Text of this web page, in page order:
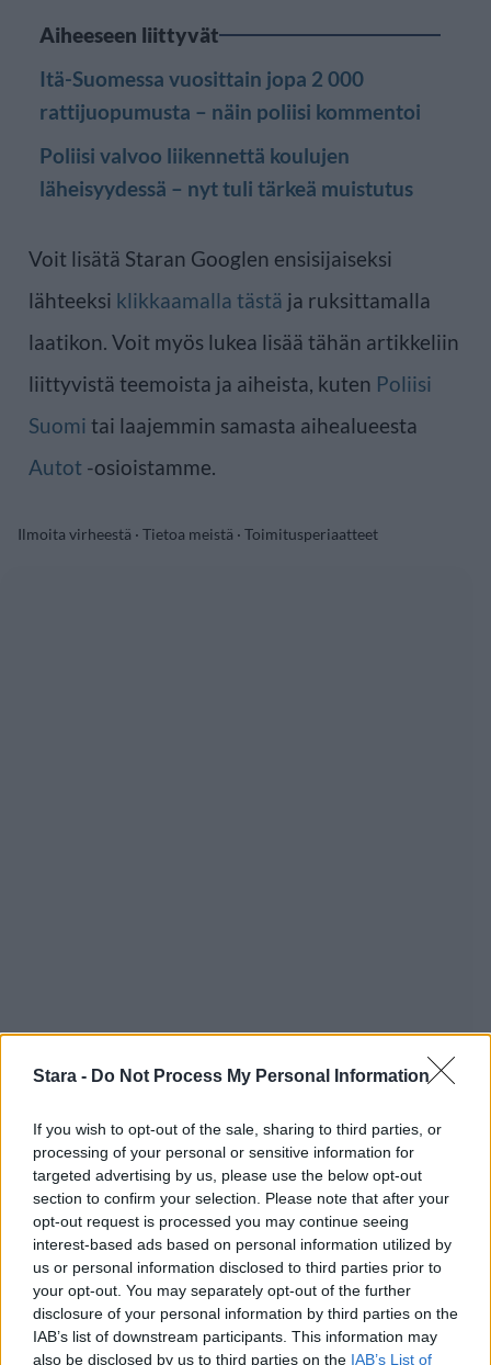
Stara - Do Not Process My Personal Information
If you wish to opt-out of the sale, sharing to third parties, or
processing of your personal or sensitive information for
targeted advertising by us, please use the below opt-out
section to confirm your selection. Please note that after your
opt-out request is processed you may continue seeing
interest-based ads based on personal information utilized by
us or personal information disclosed to third parties prior to
your opt-out. You may separately opt-out of the further
disclosure of your personal information by third parties on the
IAB’s list of downstream participants. This information may
also be disclosed by us to third parties on the IAB’s List of
Aiheeseen liittyvät
Itä-Suomessa vuosittain jopa 2 000
rattijuopumusta – näin poliisi kommentoi
Poliisi valvoo liikennettä koulujen
läheisyydessä – nyt tuli tärkeä muistutus
Voit lisätä Staran Googlen ensisijaiseksi
lähteeksi klikkaamalla tästä ja ruksittamalla
laatikon. Voit myös lukea lisää tähän artikkeliin
liittyvistä teemoista ja aiheista, kuten Poliisi
Suomi tai laajemmin samasta aihealueesta
Autot -osioistamme.
Ilmoita virheestä · Tietoa meistä · Toimitusperiaatteet
Staran luetuimmat